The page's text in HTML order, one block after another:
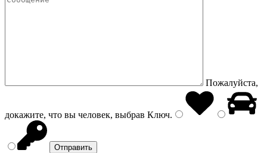
Пожалуйста,
докажите, что вы человек, выбрав Ключ.